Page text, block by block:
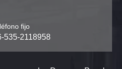
fijo
535-2118958